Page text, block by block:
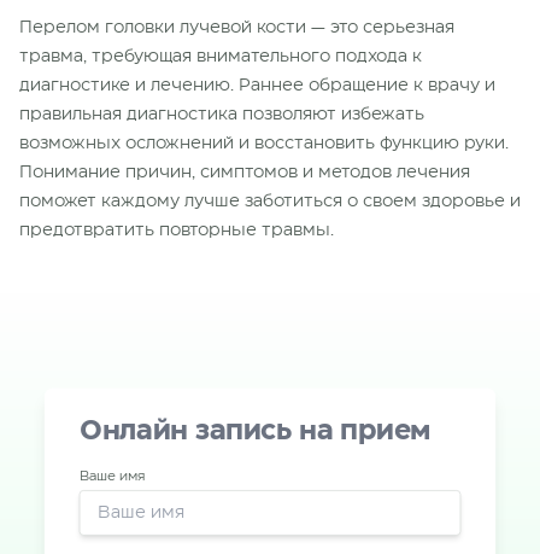
Перелом головки лучевой кости — это серьезная
травма, требующая внимательного подхода к
диагностике и лечению. Раннее обращение к врачу и
правильная диагностика позволяют избежать
возможных осложнений и восстановить функцию руки.
Понимание причин, симптомов и методов лечения
поможет каждому лучше заботиться о своем здоровье и
предотвратить повторные травмы.
Онлайн запись на прием
Ваше имя